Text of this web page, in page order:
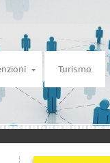
Turismo